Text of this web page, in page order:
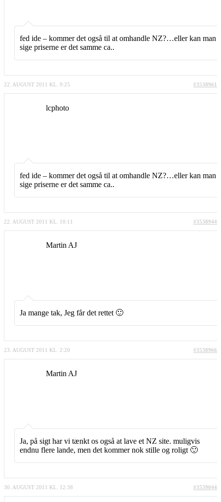
fed ide – kommer det også til at omhandle NZ?…eller kan man
sige priserne er det samme ca..
22. AUGUST 2011 KL. 9:25 #3538961
lcphoto
fed ide – kommer det også til at omhandle NZ?…eller kan man
sige priserne er det samme ca..
22. AUGUST 2011 KL. 10:11 #3538944
Martin AJ
Ja mange tak, Jeg får det rettet 🙂
23. AUGUST 2011 KL. 2:20 #3538966
Martin AJ
Ja, på sigt har vi tænkt os også at lave et NZ site. muligvis
endnu flere lande, men det kommer nok stille og roligt 🙂
30. AUGUST 2011 KL. 12:38 #3539044